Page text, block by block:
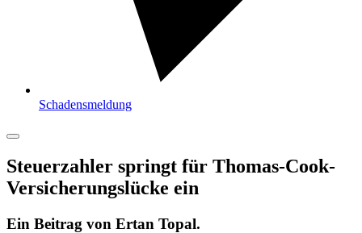
Schadensmeldung
Steuerzahler springt für Thomas-Cook-
Versicherungslücke ein
Ein Beitrag von Ertan Topal.